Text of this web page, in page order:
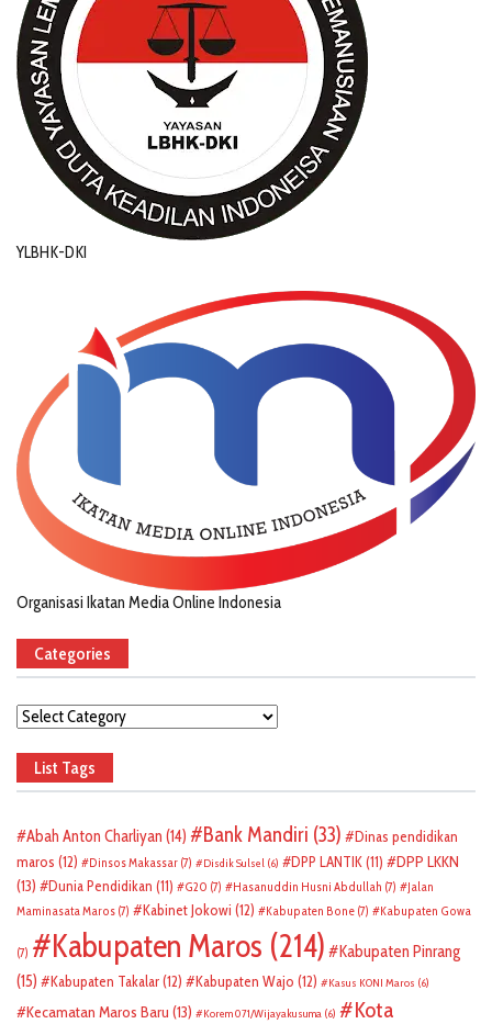
YLBHK-DKI
Organisasi Ikatan Media Online Indonesia
Categories
Categories
List Tags
Abah Anton Charliyan (14) Bank Mandiri (33)
Dinas pendidikan
maros (12) Dinsos Makassar (7) Disdik Sulsel (6) DPP LANTIK(11)
DPP LKKN
(13)
Dunia Pendidikan (11) G20 (7) Hasanuddin Husni Abdullah (7)
Jalan
Maminasata Maros (7) Kabinet Jokowi (12) Kabupaten Bone (7) Kabupaten Gowa
(7) Kabupaten Maros (214)
Kabupaten Pinrang
(15)
Kabupaten Takalar(12) Kabupaten Wajo (12) Kasus KONI Maros (6)
Kecamatan Maros Baru (13) Korem 071/Wijayakusuma (6)
Kota